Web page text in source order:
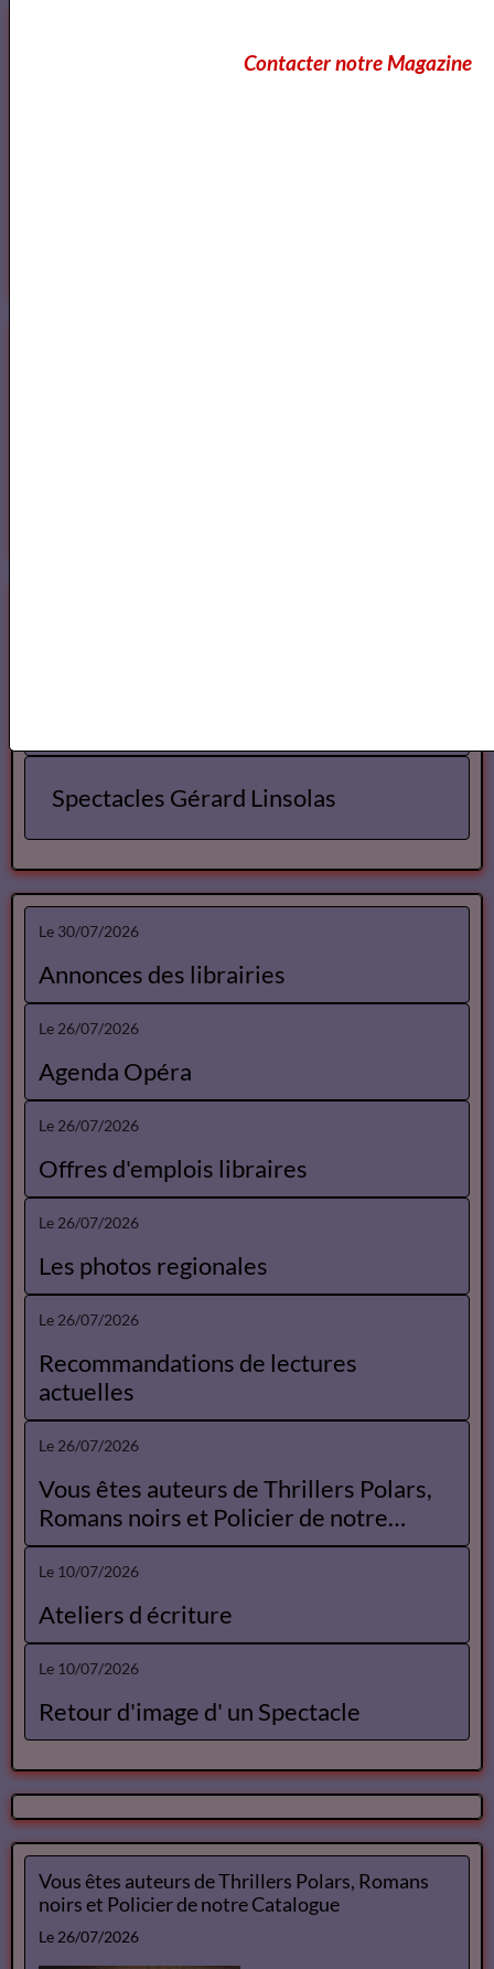
Spectacles Gérard Linsolas
Le 30/07/2026
Annonces des librairies
Le 26/07/2026
Agenda Opéra
Le 26/07/2026
Offres d'emplois libraires
Le 26/07/2026
Les photos regionales
Le 26/07/2026
Recommandations de lectures
actuelles
Le 26/07/2026
Vous êtes auteurs de Thrillers Polars,
Romans noirs et Policier de notre
Catalogue
Le 10/07/2026
Ateliers d écriture
Le 10/07/2026
Retour d'image d' un Spectacle
Vous êtes auteurs de Thrillers Polars, Romans
noirs et Policier de notre Catalogue
Le 26/07/2026
Contacter notre Magazine